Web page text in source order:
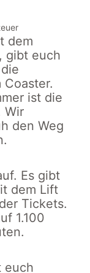
dem
gibt euch
ist die
Wir
den Weg
Es gibt
dem Lift
Tickets.
1.100
euch